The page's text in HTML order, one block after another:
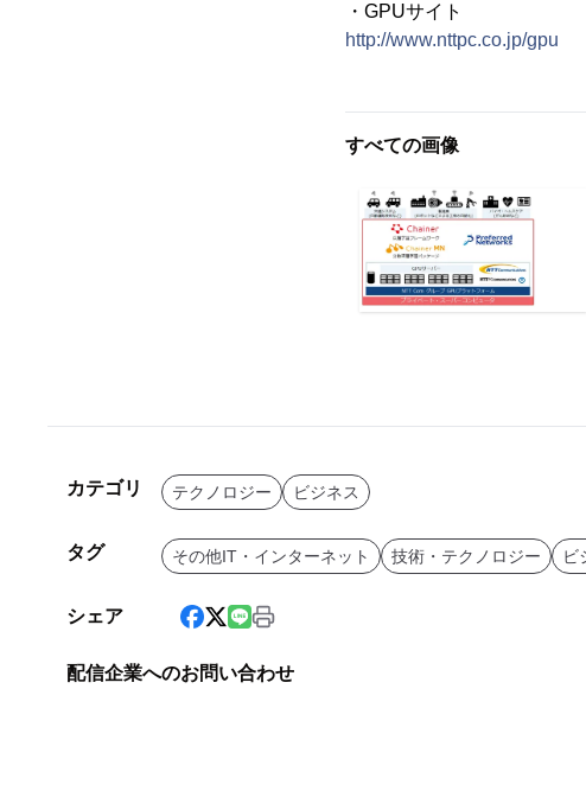
・GPUサイト
http://www.nttpc.co.jp/gpu
すべての画像
カテゴリ テクノロジー ビジネス
タグ その他IT・インターネット 技術・テクノロジー ビ
シェア
配信企業へのお問い合わせ